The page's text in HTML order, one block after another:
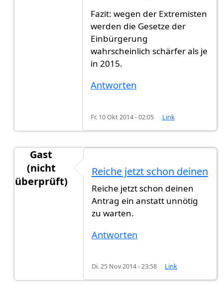
Fazit: wegen der Extremisten
werden die Gesetze der
Einbürgerung
wahrscheinlich schärfer als je
in 2015.
Antworten
Fr. 10 Okt 2014 - 02:05 Link
Gast
(nicht
überprüft)
Wird in 2015 Einbürgerungvon
Reiche jetzt schon deinen
Reiche jetzt schon deinen
Antrag ein anstatt unnötig
zu warten.
Antworten
Di. 25 Nov 2014 - 23:58 Link